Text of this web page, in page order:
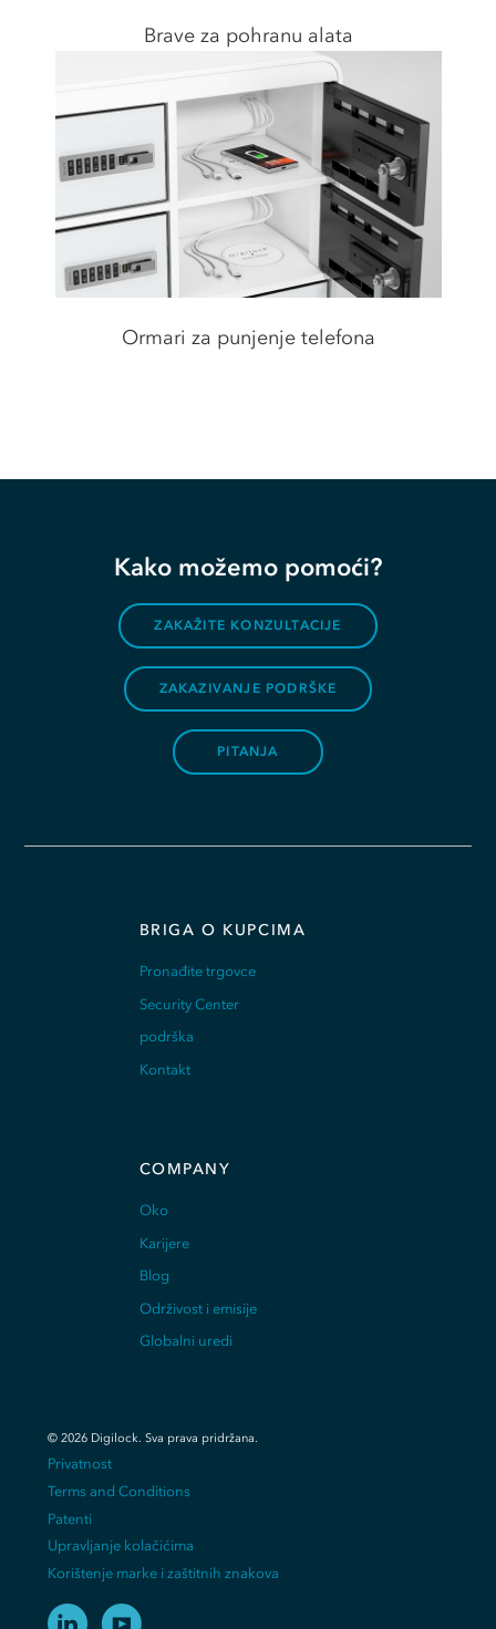
Brave za pohranu alata
Ormari za punjenje telefona
Kako možemo pomoći?
ZAKAŽITE KONZULTACIJE
ZAKAZIVANJE PODRŠKE
PITANJA
BRIGA O KUPCIMA
Pronađite trgovce
Security Center
podrška
Kontakt
COMPANY
Oko
Karijere
Blog
Održivost i emisije
Globalni uredi
© 2026Digilock. Sva prava pridržana.
Privatnost
Terms and Conditions
Patenti
Upravljanje kolačićima
Korištenje marke i zaštitnih znakova